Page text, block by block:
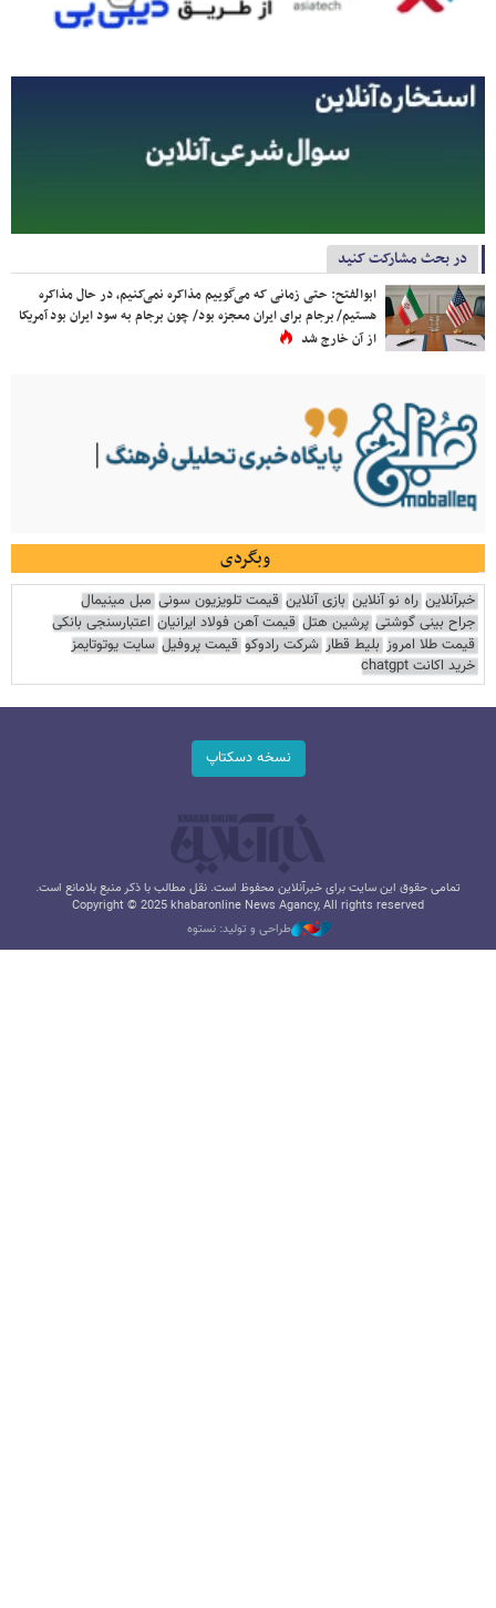
در بحث مشارکت کنید
ابوالفتح: حتی زمانی که می‌گوییم مذاکره نمی‌کنیم، در حال مذاکره
هستیم/ برجام برای ایران معجزه بود/ چون برجام به سود ایران بود آمریکا
از آن خارج شد
وبگردی
خبرآنلاین راه نو آنلاین بازی آنلاین قیمت تلویزیون سونی مبل مینیمال
جراح بینی گوشتی پرشین هتل قیمت آهن فولاد ایرانیان اعتبارسنجی بانکی
قیمت طلا امروز بلیط قطار شرکت رادوکو قیمت پروفیل سایت یوتوتایمز
خرید اکانت chatgpt
نسخه دسکتاپ
تمامی حقوق این سایت برای خبرآنلاین محفوظ است. نقل مطالب با ذکر منبع بلامانع است.
Copyright © 2025 khabaronline News Agancy, All rights reserved
طراحی و تولید: نستوه